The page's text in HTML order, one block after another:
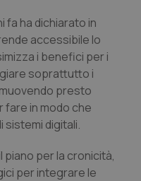
fa ha dichiarato in
accessibile lo
i benefici per i
soprattutto i
presto
fare in modo che
sistemi digitali.
per la cronicità,
per integrare le